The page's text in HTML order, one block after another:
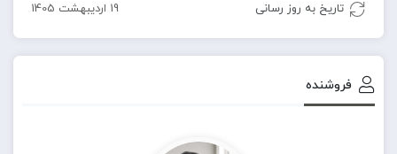
تاریخ به روز رسانی 19 اردیبهشت 1405
فروشنده